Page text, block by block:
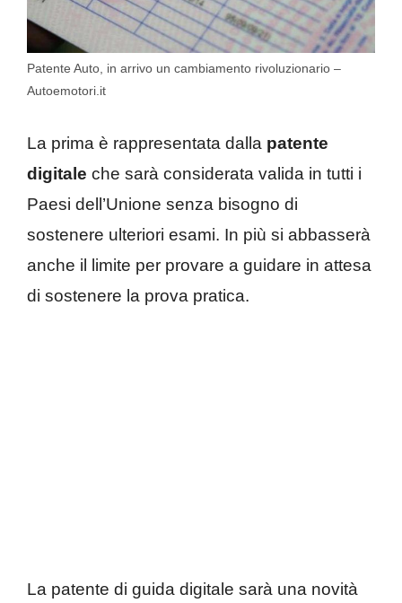
Patente Auto, in arrivo un cambiamento rivoluzionario –
Autoemotori.it
La prima è rappresentata dalla patente
digitale che sarà considerata valida in tutti i
Paesi dell’Unione senza bisogno di
sostenere ulteriori esami. In più si abbasserà
anche il limite per provare a guidare in attesa
di sostenere la prova pratica.
La patente di guida digitale sarà una novità